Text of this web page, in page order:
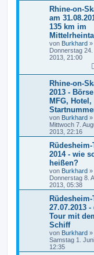
Rhine-on-
am
135 km im
Mittelrheintal
von Burkhard »
Donnerstag
2013, 21:00
Rhine-on-
2013 -
MFG, Hotel,
von Burkhard »
Mittwoch 7.
2013, 22:16
Rüdesheim-
2014 - wie
heißen?
von Burkhard »
Donnerstag 8.
2013, 05:38
Rüdesheim-
27.07.2013 -
Tour mit
Schiff
von Burkhard »
Samstag 1.
12:35